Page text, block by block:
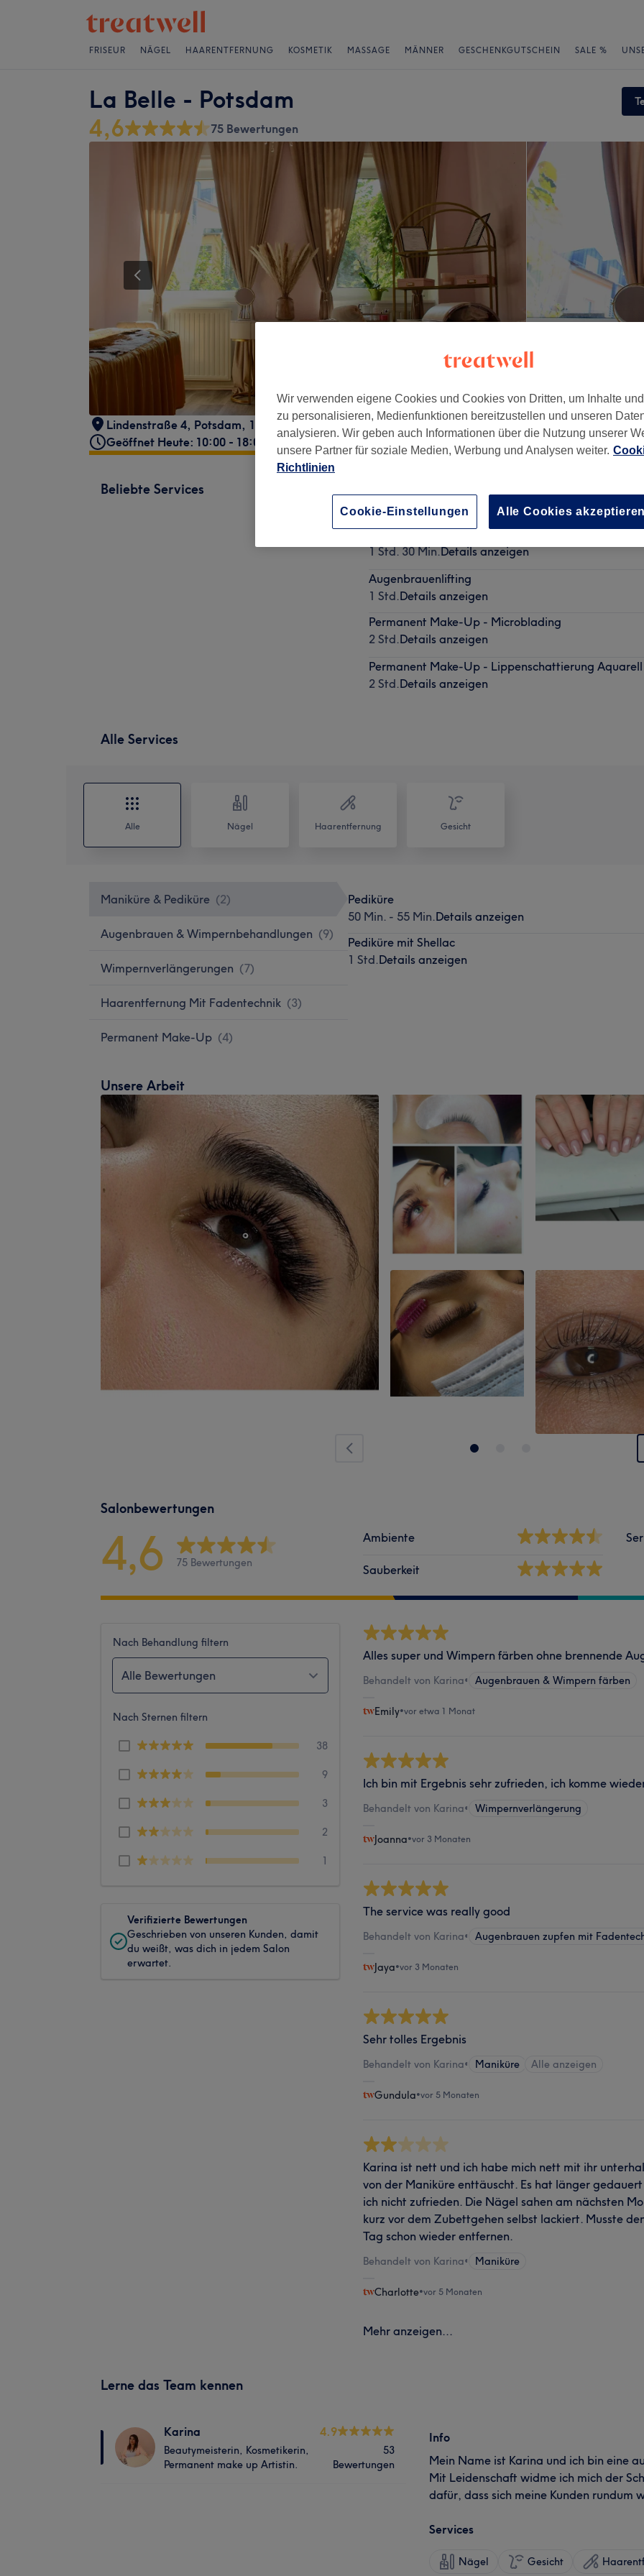
FRISEUR NÄGEL HAARENTFERNUNG KOSMETIK MASSAGE MÄNNER GESCHENKGUTSCHEIN SALE %
La Belle - Potsdam
4,6 75 Bewertungen
Lindenstraße 4, Potsdam, 14467
Geöffnet Heute: 10:00 - 18:00
Beliebte Services
2 Std. 15 Min.Details anzeigen
Permanent Make-Up - Wimpernkranzverdichtung
1 Std. 30 Min.Details anzeigen
Augenbrauenlifting
1 Std.Details anzeigen
Permanent Make-Up - Microblading
2 Std.Details anzeigen
Permanent Make-Up - Lippenschattierung
2 Std.Details anzeigen
Alle Services
Alle Nägel Haarentfernung Gesicht
Maniküre & Pediküre (2)
Augenbrauen & Wimpernbehandlungen (9)
Wimpernverlängerungen (7)
Haarentfernung Mit Fadentechnik (3)
Permanent Make-Up (4)
Pediküre
50 Min. - 55 Min.Details anzeigen
Pediküre mit Shellac
1 Std.Details anzeigen
Unsere Arbeit
Salonbewertungen
4,6 75 Bewertungen
Ambiente
Sauberkeit
Nach Behandlung filtern
Alle Bewertungen
Nach Sternen filtern
38
9
3
2
1
Verifizierte Bewertungen
Geschrieben von unseren Kunden, damit
du weißt, was dich in jedem Salon
erwartet.
Alles super und Wimpern färben ohne brennende
Behandelt von Karina• Augenbrauen & Wimpern färben
Emily•vor etwa 1 Monat
Ich bin mit Ergebnis sehr zufrieden, ich komme
Behandelt von Karina• Wimpernverlängerung
Joanna•vor 3 Monaten
The service was really good
Behandelt von Karina• Augenbrauen zupfen mit
Jaya•vor 3 Monaten
Sehr tolles Ergebnis
Behandelt von Karina• Maniküre Alle anzeigen
Gundula•vor 5 Monaten
Karina ist nett und ich habe mich nett mit ihr
von der Maniküre enttäuscht. Es hat länger
ich nicht zufrieden. Die Nägel sahen am nächsten
kurz vor dem Zubettgehen selbst lackiert. Musste
Tag schon wieder entfernen.
Behandelt von Karina• Maniküre
Charlotte•vor 5 Monaten
Mehr anzeigen...
Lerne das Team kennen
Karina
Beautymeisterin, Kosmetikerin,
Permanent make up Artistin.
4.9
53
Bewertungen
Info
Mein Name ist Karina und ich bin eine
Mit Leidenschaft widme ich mich der
dafür, dass sich meine Kunden rundum
Services
Nägel Gesicht
Wir verwenden eigene Cookies und Cookies von Dritten, um Inhalte
zu personalisieren, Medienfunktionen bereitzustellen und unseren
analysieren. Wir geben auch Informationen über die Nutzung unserer
unsere Partner für soziale Medien, Werbung und Analysen weiter.
Richtlinien
Cookie-Einstellungen Alle Cookies